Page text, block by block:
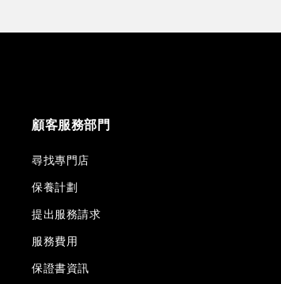
顧客服務部門
尋找專門店
保養計劃
提出服務請求
服務費用
保證書資訊